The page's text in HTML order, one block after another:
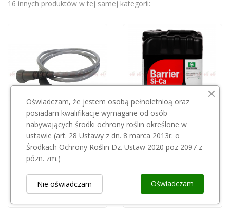
16 innych produktów w tej samej kategorii:
Przepraszamy, ten produkt
jest niedostępny.
KAMIKAZE
Kamikaze kabel KV600/KV700 KV600R30
210,00 zł
Przepraszamy, ten produkt
jest niedostępny.
1 110,00 zł
Oświadczam, że jestem osobą pełnoletnioą oraz
posiadam kwalifikacje wymagane od osób
nabywających środki ochrony roślin określone w
ustawie (art. 28 Ustawy z dn. 8 marca 2013r. o
Środkach Ochrony Roślin Dz. Ustaw 2020 poz 2097 z
pózn. zm.)
Oświadczam
Nie oświadczam